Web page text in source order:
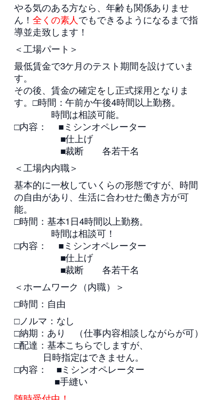
やる気のある方なら、年齢も関係ありませ
ん！ 全くの素人でもできるようになるまで指
導並走致します！
＜工場パート＞
最低賃金で3ケ月のテスト期間を設けていま
す。
その後、賃金の確定をし正式採用となりま
す。□時間：午前か午後4時間以上勤務。
時間は相談可能。
□内容： ■ミシンオペレーター
■仕上げ
■裁断 各若干名
＜工場内内職＞
基本的に一枚していくらの形態ですが、時間
の自由があり、生活に合わせた働き方が可
能。
□時間：基本1日4時間以上勤務。
時間は相談可！
□内容： ■ミシンオペレーター
■仕上げ
■裁断 各若干名
＜ホームワーク（内職）＞
□時間：自由
□ノルマ：なし
□納期：あり （仕事内容相談しながらが可）
□配達：基本こちらでしますが、
日時指定はできません。
□内容： ■ミシンオペレーター
■手縫い